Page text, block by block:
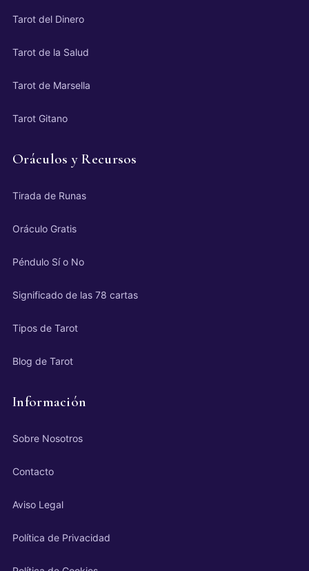
Tarot del Dinero
Tarot de la Salud
Tarot de Marsella
Tarot Gitano
Oráculos y Recursos
Tirada de Runas
Oráculo Gratis
Péndulo Sí o No
Significado de las 78 cartas
Tipos de Tarot
Blog de Tarot
Información
Sobre Nosotros
Contacto
Aviso Legal
Política de Privacidad